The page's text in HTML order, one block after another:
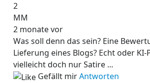
2
MM
2 monate vor
Was soll denn das sein? Eine
Lieferung eines Blogs? Echt oder
vielleicht doch nur Satire ...
Gefällt mirAntworten